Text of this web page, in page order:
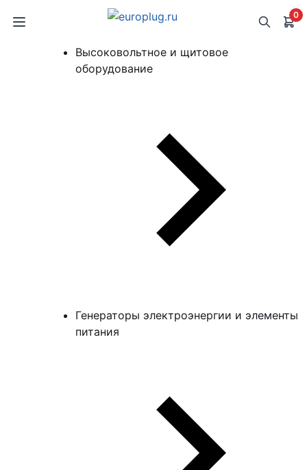
0
Высоковольтное и щитовое
оборудование
Генераторы электроэнергии и элементы
питания